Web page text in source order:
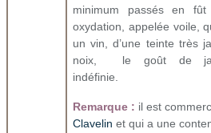
minimum passés en
oxydation, appelée voile,
un vin, d’une teinte très
noix, le goût de
Remarque : il est
Clavelin et qui a une